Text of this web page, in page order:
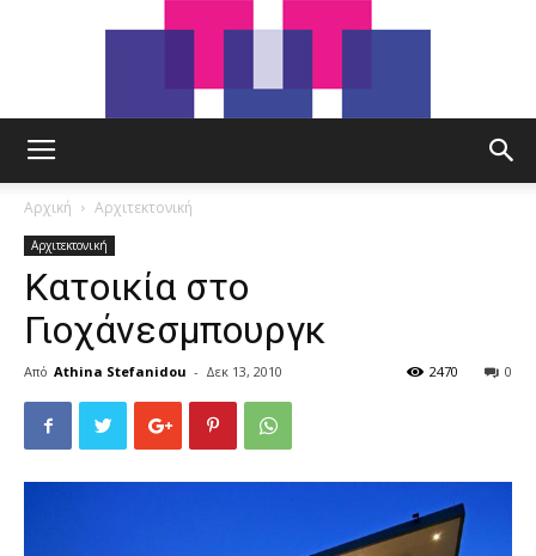
Αρχική Αρχιτεκτονική
Αρχιτεκτονική
Κατοικία στο
Γιοχάνεσμπουργκ
Από Athina Stefanidou - Δεκ 13, 2010 0
2470